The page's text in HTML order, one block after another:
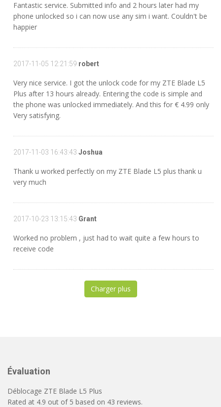
Fantastic service. Submitted info and 2 hours later had my
phone unlocked so i can now use any sim i want. Couldn't be
happier
2017-11-05 12:21:59 robert
Very nice service. I got the unlock code for my ZTE Blade L5
Plus after 13 hours already. Entering the code is simple and
the phone was unlocked immediately. And this for € 4.99 only
Very satisfying.
2017-11-03 16:43:43 Joshua
Thank u worked perfectly on my ZTE Blade L5 plus thank u
very much
2017-10-23 13:15:43 Grant
Worked no problem , just had to wait quite a few hours to
receive code
Charger plus
Évaluation
Déblocage ZTE Blade L5 Plus
Rated at 4.9 out of 5 based on 43 reviews.